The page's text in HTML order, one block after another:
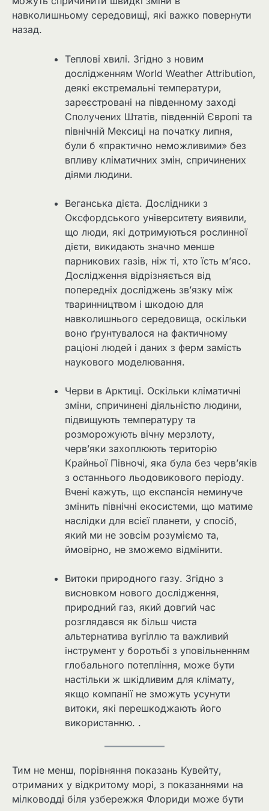
навколишньому середовищі, які важко повернути
назад.
Теплові хвилі. Згідно з новим
дослідженням World Weather Attribution,
деякі екстремальні температури,
зареєстровані на південному заході
Сполучених Штатів, південній Європі та
північній Мексиці на початку липня,
були б «практично неможливими» без
впливу кліматичних змін, спричинених
діями людини.
Веганська дієта. Дослідники з
Оксфордського університету виявили,
що люди, які дотримуються рослинної
дієти, викидають значно менше
парникових газів, ніж ті, хто їсть м’ясо.
Дослідження відрізняється від
попередніх досліджень зв’язку між
тваринництвом і шкодою для
навколишнього середовища, оскільки
воно ґрунтувалося на фактичному
раціоні людей і даних з ферм замість
наукового моделювання.
Черви в Арктиці. Оскільки кліматичні
зміни, спричинені діяльністю людини,
підвищують температуру та
розморожують вічну мерзлоту,
черв’яки захоплюють територію
Крайньої Півночі, яка була без черв’яків
з останнього льодовикового періоду.
Вчені кажуть, що експансія неминуче
змінить північні екосистеми, що матиме
наслідки для всієї планети, у спосіб,
який ми не зовсім розуміємо та,
ймовірно, не зможемо відмінити.
Витоки природного газу. Згідно з
висновком нового дослідження,
природний газ, який довгий час
розглядався як більш чиста
альтернатива вугіллю та важливий
інструмент у боротьбі з уповільненням
глобального потепління, може бути
настільки ж шкідливим для клімату,
якщо компанії не зможуть усунути
витоки, які перешкоджають його
використанню. .
Тим не менш, порівняння показань Кувейту,
отриманих у відкритому морі, з показаннями на
мілководді біля узбережжя Флориди може бути